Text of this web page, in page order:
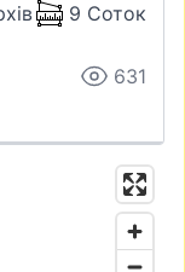
9 Соток
631